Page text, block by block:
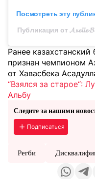
Посмотреть эту
Публикация от 𝓐𝔁𝓮𝓵𝓵𝓮
Ранее
признан чемпионом
от Хавасбека
“Взялся за старое“:
Альбу
Следите за нашими
Подписаться
Регби